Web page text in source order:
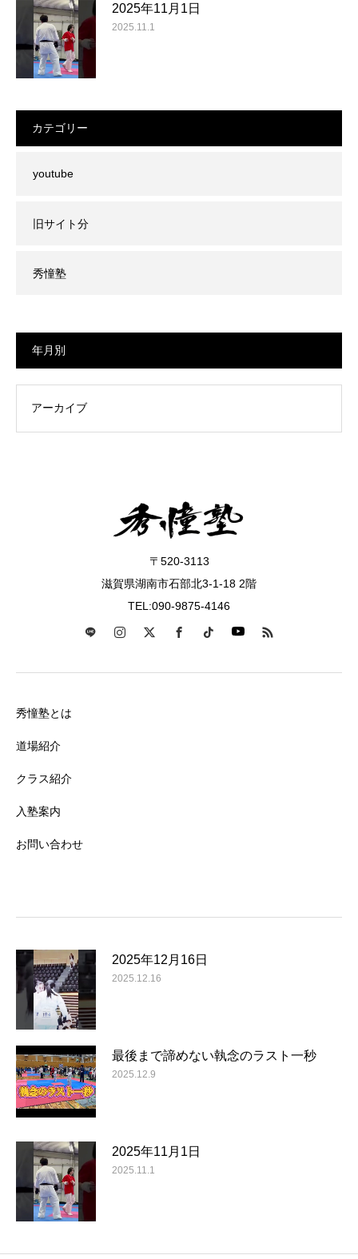
2025年11月1日
2025.11.1
カテゴリー
youtube
旧サイト分
秀憧塾
年月別
〒520-3113
滋賀県湖南市石部北3-1-18 2階
TEL:090-9875-4146
秀憧塾とは
道場紹介
クラス紹介
入塾案内
お問い合わせ
2025年12月16日
2025.12.16
最後まで諦めない執念のラスト一秒
2025.12.9
2025年11月1日
2025.11.1